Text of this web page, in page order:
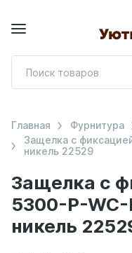
Защелка с
5300-P-
никель
Главная Фурнитура
Защелка с
никель 22529